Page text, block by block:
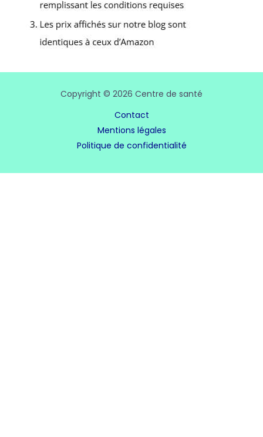
Copyright © 2026 Centre de santé
Contact
Mentions légales
Politique de confidentialité